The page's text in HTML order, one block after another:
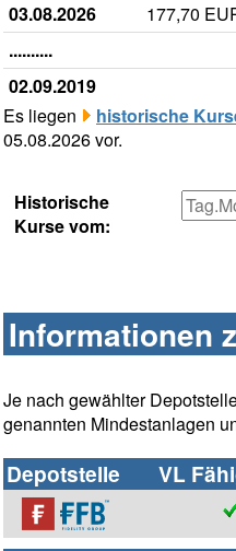
03.08.2026
177,70
..........
02.09.2019
Es liegen
historische
05.08.2026 vor.
Historische
Kurse vom:
Informationen
Je nach gewählter
genannten Mindestanlagen
Depotstelle VL